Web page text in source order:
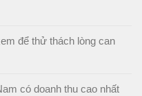
để thử thách lòng can
có doanh thu cao nhất